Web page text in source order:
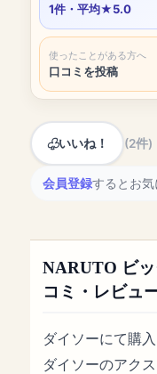
1件・平均★5.0
使ったことがある方へ
口コミを投稿
いいね！ (2件)
会員登録するとお気
NARUTO ビ
コミ・レビュ
ダイソーにて購入
ダイソーのアク